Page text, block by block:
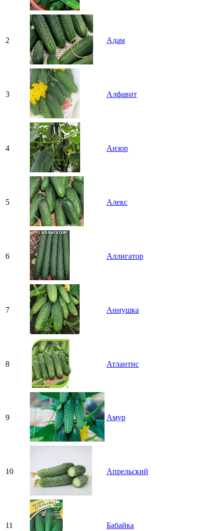
2 Адам
3 Алфавит
4 Анзор
5 Алекс
6 Аллигатор
7 Аннушка
8 Атлантис
9 Амур
10 Апрельский
11 Бабайка